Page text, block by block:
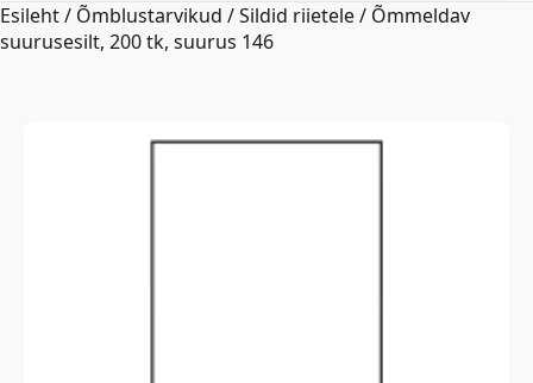
Esileht/ Õmblustarvikud /Sildid riietele/ Õmmeldav
suurusesilt, 200 tk, suurus 146